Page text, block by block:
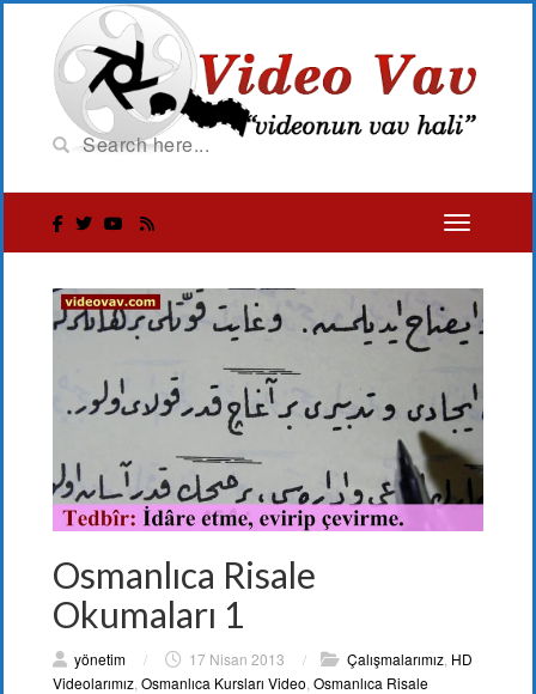
Osmanlıca Risale
Okumaları 1
yönetim / 17 Nisan 2013 / Çalışmalarımız HD
Videolarımız Osmanlıca Kursları Video Osmanlıca Risale